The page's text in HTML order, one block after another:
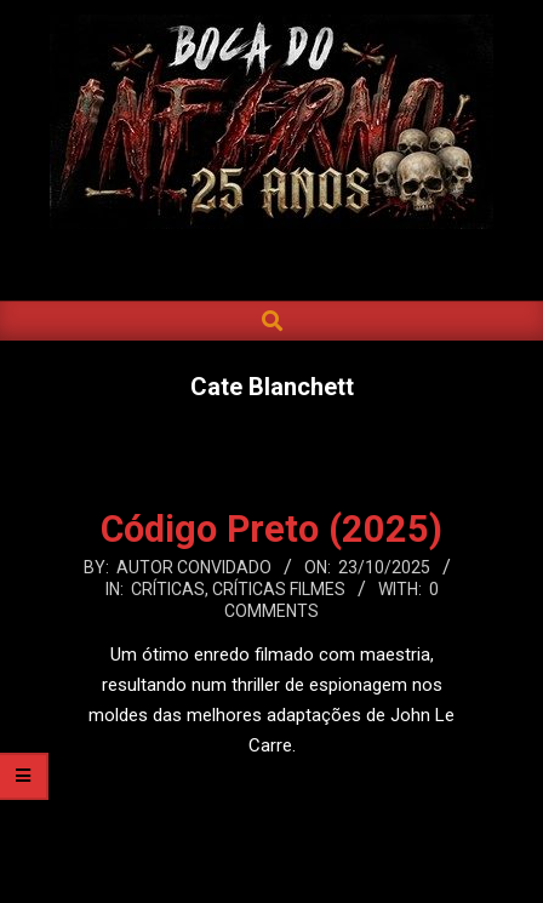
DO
INFERNO
Navigation
SEARCH
Cate Blanchett
Código Preto (2025)
2025-
BY: AUTOR CONVIDADO ON: 23/10/2025
IN: CRÍTICAS, CRÍTICAS FILMES WITH: 0
COMMENTS
Um ótimo enredo filmado com maestria,
resultando num thriller de espionagem nos
moldes das melhores adaptações de John Le
Carre.